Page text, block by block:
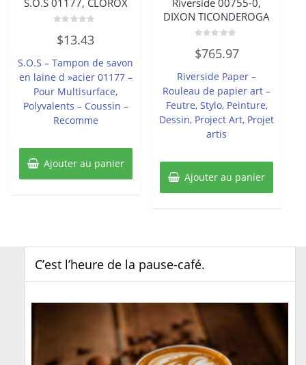
S.O.S 01177, CLOROX
0
sur
$13.43
S.O.S – Tampon de savon
en laine d »acier 01177 –
Pour Multisurface,
Polyvalents – Coussin –
Recomme
Ajouter au panier
Riverside 00755-0,
DIXON TICONDEROGA
0
sur
$765.97
Riverside Paper –
Rouleau de papier art –
Feutre, Stylo, Peinture,
Dessin, Project Art, Projet
artis
Ajouter au panier
C’est l’heure de la pause-café.